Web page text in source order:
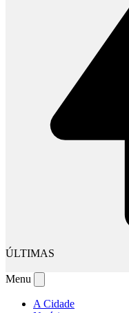
ÚLTIMAS
Menu
A Cidade